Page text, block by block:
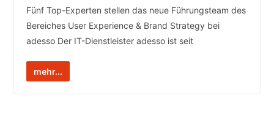
Fünf Top-Experten stellen das neue Führungsteam des
Bereiches User Experience & Brand Strategy bei
adesso Der IT-Dienstleister adesso ist seit
mehr...